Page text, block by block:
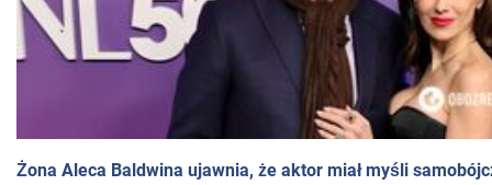
Żona Aleca Baldwina ujawnia, że aktor miał myśli